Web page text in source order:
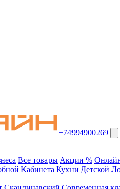
+74994900269
Все товары Акции %
Кабинета Кухни Детской